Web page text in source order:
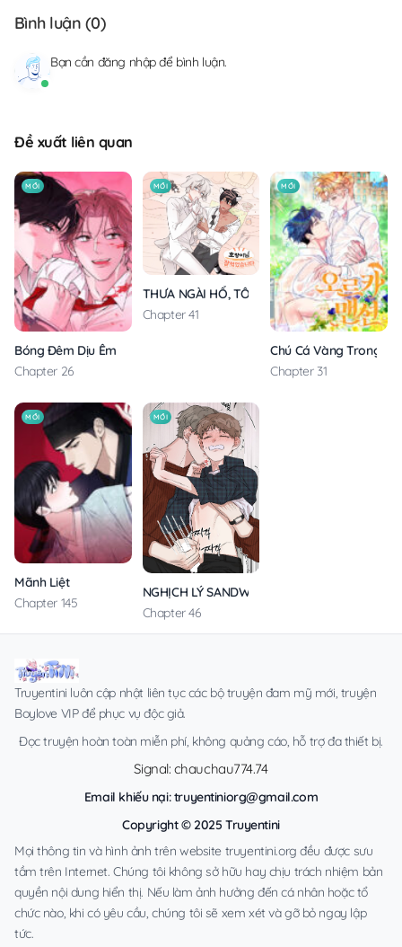
Bình luận (0)
Bạn cần đăng nhậpđể bình luận.
Đề xuất liên quan
MỚI
Bóng Đêm Dịu Êm
Chapter 26
MỚI
THƯA NGÀI HỔ, TÔI ĐÃ ĂN RẤT NGON MIỆNG
Chapter 41
MỚI
Chú Cá Vàng Trong
Chapter 31
MỚI
Mãnh Liệt
Chapter 145
MỚI
NGHỊCH LÝ SANDWICH
Chapter 46
Truyentini luôn cập nhật liên tục các bộ truyện đam mỹ mới, truyện
Boylove VIP để phục vụ độc giả.
Đọc truyện hoàn toàn miễn phí, không quảng cáo, hỗ trợ đa thiết bị.
Signal: chauchau774.74
Email khiếu nại:truyentiniorg@gmail.com
Copyright © 2025 Truyentini
Mọi thông tin và hình ảnh trên website truyentini.org đều được sưu
tầm trên Internet. Chúng tôi không sở hữu hay chịu trách nhiệm bản
quyền nội dung hiển thị. Nếu làm ảnh hưởng đến cá nhân hoặc tổ
chức nào, khi có yêu cầu, chúng tôi sẽ xem xét và gỡ bỏ ngay lập
tức.